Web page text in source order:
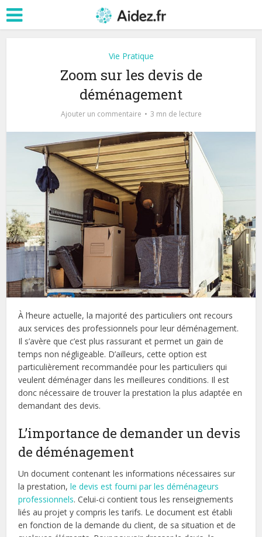
Vie Pratique
Zoom sur les devis de
déménagement
Ajouter un commentaire 3 mn de lecture
À l’heure actuelle, la majorité des particuliers ont recours
aux services des professionnels pour leur déménagement.
Il s’avère que c’est plus rassurant et permet un gain de
temps non négligeable. D’ailleurs, cette option est
particulièrement recommandée pour les particuliers qui
veulent déménager dans les meilleures conditions. Il est
donc nécessaire de trouver la prestation la plus adaptée en
demandant des devis.
L’importance de demander un devis
de déménagement
Un document contenant les informations nécessaires sur
la prestation,le devis est fourni par les déménageurs
professionnels. Celui-ci contient tous les renseignements
liés au projet y compris les tarifs. Le document est établi
en fonction de la demande du client, de sa situation et de